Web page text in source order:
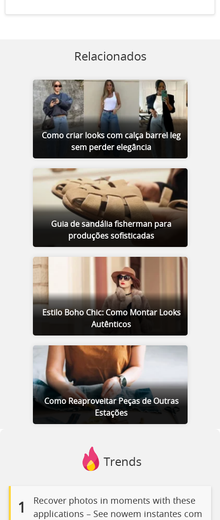
Relacionados
Como criar looks com calça barrel leg
sem perder elegância
Guia de sandália fisherman para
produções sofisticadas
Estilo Boho Chic: Como Montar Looks
Autênticos
Como Reaproveitar Peças de Outras
Estações
Trends
1
Recover photos in moments with these
applications – See nowem instantes com